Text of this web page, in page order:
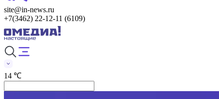
site@in-news.ru
+7(3462) 22-12-11 (6109)
14 ℃